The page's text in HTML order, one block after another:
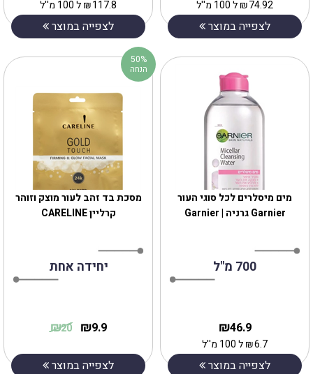
117.8
₪ל 100 מ''ל
לצפייה במוצר
74.92
₪ל 100 מ''ל
לצפייה במוצר
מסכת בד זהב לעור מוצק וזוהר
קרליין CARELINE
יחידה אחת
9.9
₪
20
₪
לצפייה במוצר
50%
הנחה
מים מיסלרים לכל סוגי העור
‎Garnier גרניה | Garnier
700 מ"ל
46.9
₪
6.7
₪ל 100 מ''ל
לצפייה במוצר